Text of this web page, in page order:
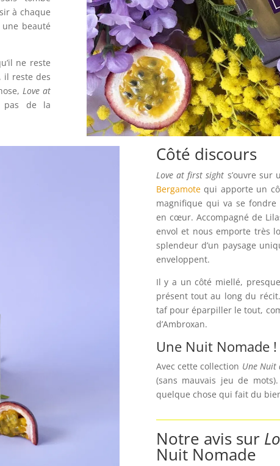
à chaque
beauté
ne reste
il reste des
Love at
de la
Côté discours
Love at first sight s’ouvre sur
Bergamotequi apporte un
magnifique qui va se fondre
en cœur. Accompagné de
envol et nous emporte très
splendeur d’un paysage
enveloppent.
Il y a un côté miellé,
présent tout au long du
taf pour éparpiller le tout,
d’Ambroxan.
Une Nuit Nomade !
Avec cette collection Une Nuit
(sans mauvais jeu de
quelque chose qui fait du
Notre avis sur
Nuit Nomade